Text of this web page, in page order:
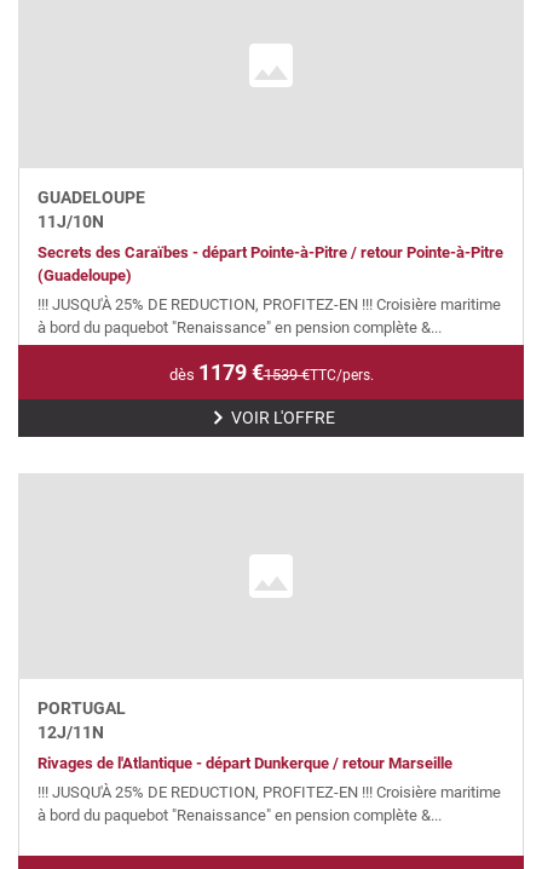
GUADELOUPE
11J/10N
Secrets des Caraïbes - départ Pointe-à-Pitre / retour Pointe-à-Pitre
(Guadeloupe)
!!! JUSQU'À 25% DE REDUCTION, PROFITEZ-EN !!! Croisière maritime
à bord du paquebot "Renaissance" en pension complète &...
dès 1179€1539€TTC/pers.
VOIR L'OFFRE
PORTUGAL
12J/11N
Rivages de l'Atlantique - départ Dunkerque / retour Marseille
!!! JUSQU'À 25% DE REDUCTION, PROFITEZ-EN !!! Croisière maritime
à bord du paquebot "Renaissance" en pension complète &...